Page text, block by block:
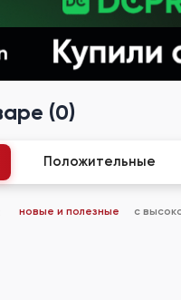
(0)
Положительные
новые и полезные с